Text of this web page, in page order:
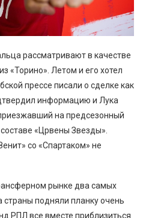
рассматривают в качестве
«Торино». Летом и его хотел
прессе писали о сделке как
информацию и Лука
на предсезонный
«Црвены Звезды».
со «Спартаком» не
рынке два самых
страны подняли планку очень
РПЛ все вместе приблизиться